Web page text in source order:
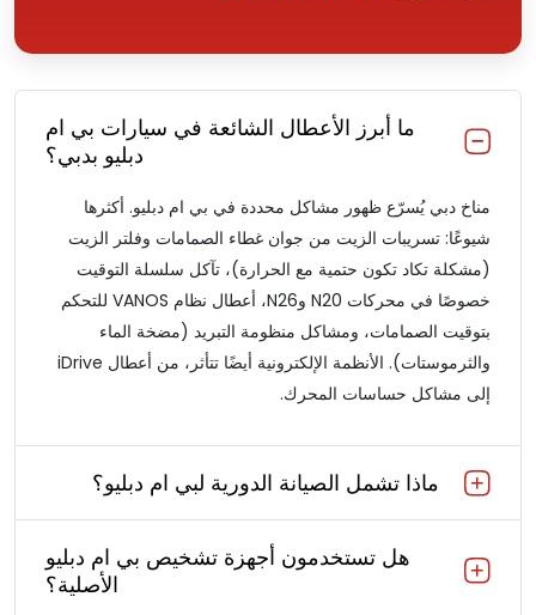
ما أبرز الأعطال الشائعة في سيارات بي ام
دبليو بدبي؟
مناخ دبي يُسرّع ظهور مشاكل محددة في بي ام دبليو. أكثرها
شيوعًا: تسريبات الزيت من جوان غطاء الصمامات وفلتر الزيت
(مشكلة تكاد تكون حتمية مع الحرارة)، تآكل سلسلة التوقيت
خصوصًا في محركات N20 وN26، أعطال نظام VANOS للتحكم
بتوقيت الصمامات، ومشاكل منظومة التبريد (مضخة الماء
والثرموستات). الأنظمة الإلكترونية أيضًا تتأثر، من أعطال iDrive
إلى مشاكل حساسات المحرك.
ماذا تشمل الصيانة الدورية لبي ام دبليو؟
هل تستخدمون أجهزة تشخيص بي ام دبليو
الأصلية؟